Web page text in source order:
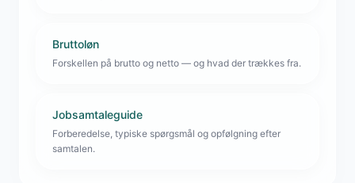
Bruttoløn
Forskellen på brutto og netto — og hvad der trækkes fra.
Jobsamtaleguide
Forberedelse, typiske spørgsmål og opfølgning efter
samtalen.